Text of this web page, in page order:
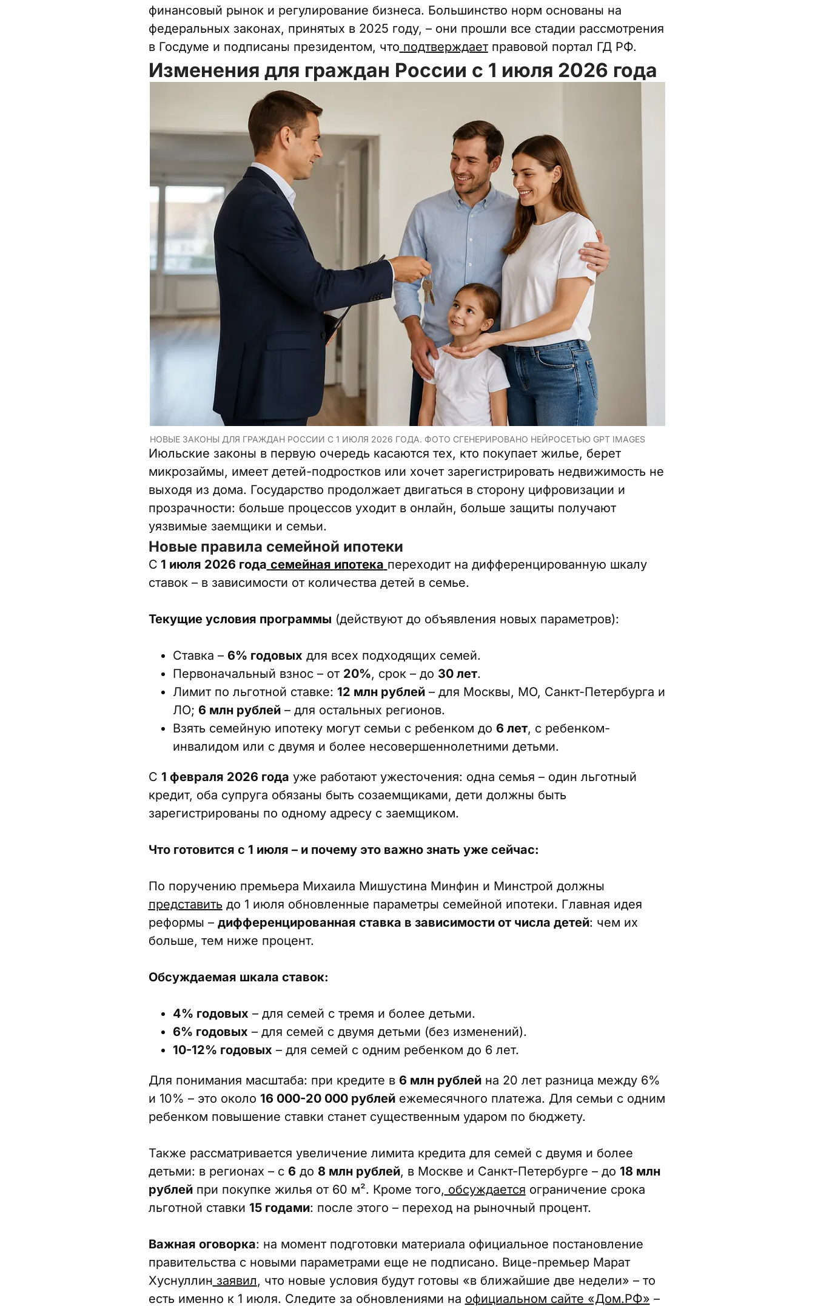
финансовый рынок и регулирование бизнеса. Большинство норм основаны на
федеральных законах, принятых в 2025 году, – они прошли все стадии рассмотрения
в Госдуме и подписаны президентом, что подтверждаетправовой портал ГД РФ.
Изменения для граждан России с 1 июля 2026 года
НОВЫЕ ЗАКОНЫ ДЛЯ ГРАЖДАН РОССИИ С 1 ИЮЛЯ 2026 ГОДА. ФОТО СГЕНЕРИРОВАНО НЕЙРОСЕТЬЮ GPT IMAGES
Июльские законы в первую очередь касаются тех, кто покупает жилье, берет
микрозаймы, имеет детей-подростков или хочет зарегистрировать недвижимость не
выходя из дома. Государство продолжает двигаться в сторону цифровизации и
прозрачности: больше процессов уходит в онлайн, больше защиты получают
уязвимые заемщики и семьи.
Новые правила семейной ипотеки
С 1 июля 2026 года семейная ипотека переходит на дифференцированную шкалу
ставок – в зависимости от количества детей в семье.
Текущие условия программы (действуют до объявления новых параметров):
Ставка – 6% годовых для всех подходящих семей.
Первоначальный взнос – от 20%, срок – до 30 лет.
Лимит по льготной ставке: 12 млн рублей– для Москвы, МО, Санкт-Петербурга и
ЛО; 6 млн рублей– для остальных регионов.
Взять семейную ипотеку могут семьи с ребенком до 6 лет, с ребенком-
инвалидом или с двумя и более несовершеннолетними детьми.
С 1 февраля 2026 года уже работают ужесточения: одна семья – один льготный
кредит, оба супруга обязаны быть созаемщиками, дети должны быть
зарегистрированы по одному адресу с заемщиком.
Что готовится с 1 июля – и почему это важно знать уже сейчас:
По поручению премьера Михаила Мишустина Минфин и Минстрой должны
представитьдо 1 июля обновленные параметры семейной ипотеки. Главная идея
реформы – дифференцированная ставка в зависимости от числа детей: чем их
больше, тем ниже процент.
Обсуждаемая шкала ставок:
4% годовых – для семей с тремя и более детьми.
6% годовых – для семей с двумя детьми (без изменений).
10-12% годовых – для семей с одним ребенком до 6 лет.
Для понимания масштаба: при кредите в 6 млн рублейна 20 лет разница между 6%
и 10% – это около 16 000-20 000 рублейежемесячного платежа. Для семьи с одним
ребенком повышение ставки станет существенным ударом по бюджету.
Также рассматривается увеличение лимита кредита для семей с двумя и более
детьми: в регионах – с 6 до 8 млн рублей, в Москве и Санкт-Петербурге – до 18 млн
рублейпри покупке жилья от 60 м². Кроме того, обсуждается ограничение срока
льготной ставки 15 годами: после этого – переход на рыночный процент.
Важная оговорка: на момент подготовки материала официальное постановление
правительства с новыми параметрами еще не подписано. Вице-премьер Марат
Хуснуллин заявил, что новые условия будут готовы «в ближайшие две недели» – то
есть именно к 1 июля. Следите за обновлениями на официальном сайте «Дом.РФ» –